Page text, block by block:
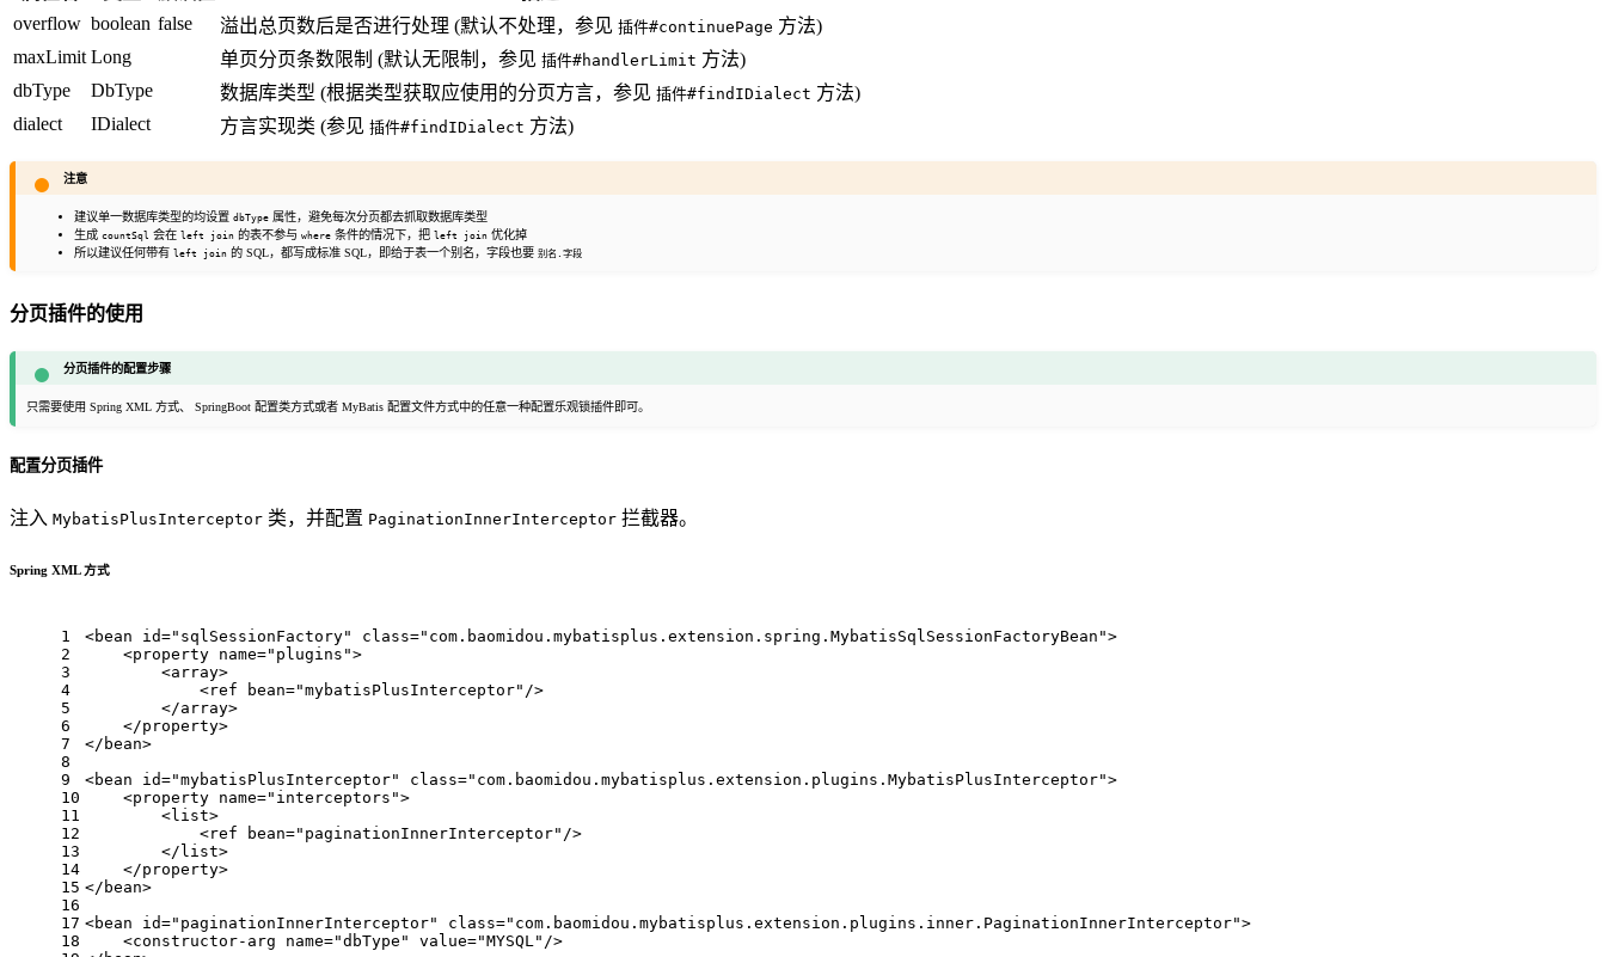
overflow boolean false 溢出总页数后是否进行处理 (默认不处理，参见 插件#continuePage 方法)
maxLimit Long 单页分页条数限制 (默认无限制，参见 插件#handlerLimit 方法)
dbType
DbType 数据库类型 (根据类型获取应使用的分页方言，参见 插件#findIDialect 方法)
dialect
IDialect 方言实现类 (参见 插件#findIDialect 方法)
注意
建议单一数据库类型的均设置dbType 属性，避免每次分页都去抓取数据库类型
生成countSql 会在left join 的表不参与where 条件的情况下，把left join 优化掉
所以建议任何带有left join 的 SQL，都写成标准 SQL，即给于表一个别名，字段也要别名.字段
分页插件的使用
分页插件的配置步骤
只需要使用 Spring XML 方式、 SpringBoot 配置类方式或者 MyBatis 配置文件方式中的任意一种配置乐观锁插件即可。
配置分页插件
注入 MybatisPlusInterceptor 类，并配置 PaginationInnerInterceptor 拦截器。
Spring XML 方式
1
2
3
4
5
6
7
8
9
10
11
12
13
14
15
16
17
18
<bean id="sqlSessionFactory" class="com.baomidou.mybatisplus.extension.spring.MybatisSqlSessionFactoryBean">
<property name="plugins">
<array>
<ref bean="mybatisPlusInterceptor" />
</array>
</property>
</ bean>
<bean id="mybatisPlusInterceptor" class="com.baomidou.mybatisplus.extension.plugins.MybatisPlusInterceptor">
<property name="interceptors">
<list>
<ref bean="paginationInnerInterceptor" />
</ list>
</property>
</ bean>
<bean id="paginationInnerInterceptor" class="com.baomidou.mybatisplus.extension.plugins.inner.PaginationInnerInterceptor">
<constructor-arg name="dbType" value="MYSQL" />